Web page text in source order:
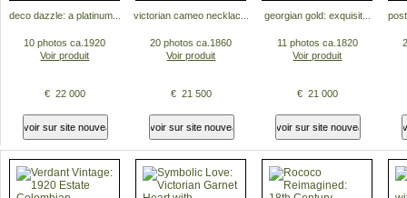
deco dazzle: a platinum...
10 photos ca.1920
Voir produit
€ 22 000
victorian cameo necklac...
20 photos ca.1860
Voir produit
€ 21 500
georgian gold: exquisit...
11 photos ca.1820
Voir produit
€ 21 000